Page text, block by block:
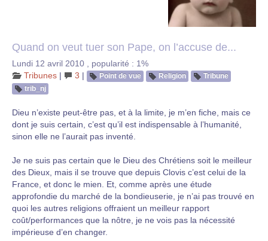
Quand on veut tuer son Pape, on l’accuse de...
Lundi 12 avril 2010
popularité : 1%
Tribunes | 3 | Point de vue Religion
Tribune
trib_nj
Dieu n’existe peut-être pas, et à la limite, je m’en fiche, mais ce
dont je suis certain, c’est qu’il est indispensable à l’humanité,
sinon elle ne l’aurait pas inventé.
Je ne suis pas certain que le Dieu des Chrétiens soit le meilleur
des Dieux, mais il se trouve que depuis Clovis c’est celui de la
France, et donc le mien. Et, comme après une étude
approfondie du marché de la bondieuserie, je n’ai pas trouvé en
quoi les autres religions offraient un meilleur rapport
coût/performances que la nôtre, je ne vois pas la nécessité
impérieuse d’en changer.